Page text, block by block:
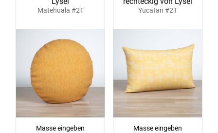
Matehuala #2T
Masse eingeben
Yucatan #2T
Masse eingeben